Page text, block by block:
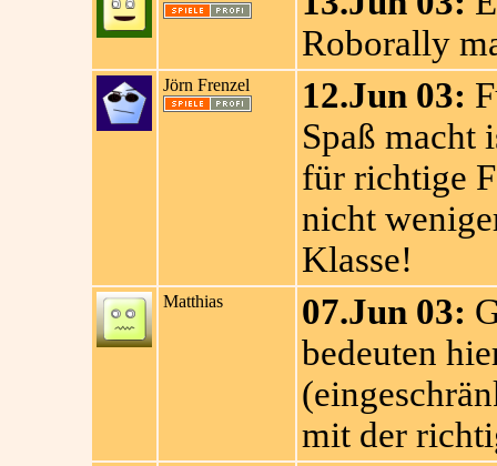
Roborally
Jörn Frenzel 12.Jun 03:
Spaß macht
für richtige
nicht
Klasse!
Matthias 07.Jun 03:
bedeuten
mit der